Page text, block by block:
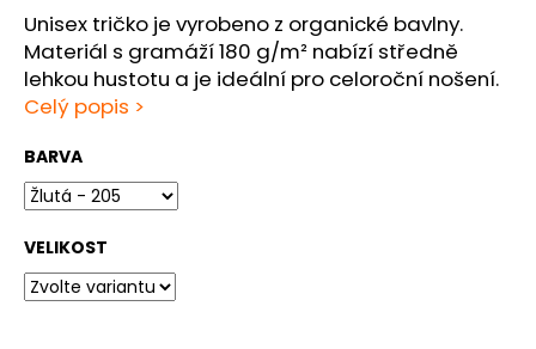
hvězdiček.
Unisex tričko je vyrobeno z organické bavlny.
Materiál s gramáží 180 g/m² nabízí středně
lehkou hustotu a je ideální pro celoroční nošení.
Celý popis >
BARVA
VELIKOST
HLEDAT
D
o
p
r
u
č